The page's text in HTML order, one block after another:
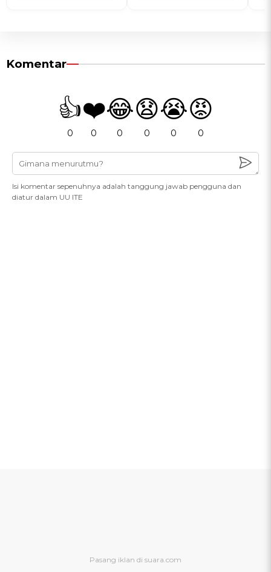
Komentar
👍
0
❤️
0
😂
0
😧
0
😭
0
😡
0
Isi komentar sepenuhnya adalah tanggung jawab pengguna dan
diatur dalam UU ITE